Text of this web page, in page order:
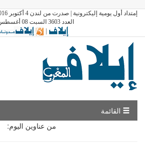
إمتداد أول يومية إليكترونية | صدرت من لندن 4 أكتوبر 2016
العدد 3603 السبت 08 أغسطس 2026 آخر تحديث GMT 06:25
|
القائمة
من عناوين اليوم: